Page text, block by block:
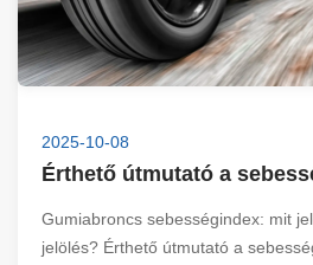
2025-10-08
Érthető útmutató a
Gumiabroncs sebességindex: mit
jelölés? Érthető útmutató a